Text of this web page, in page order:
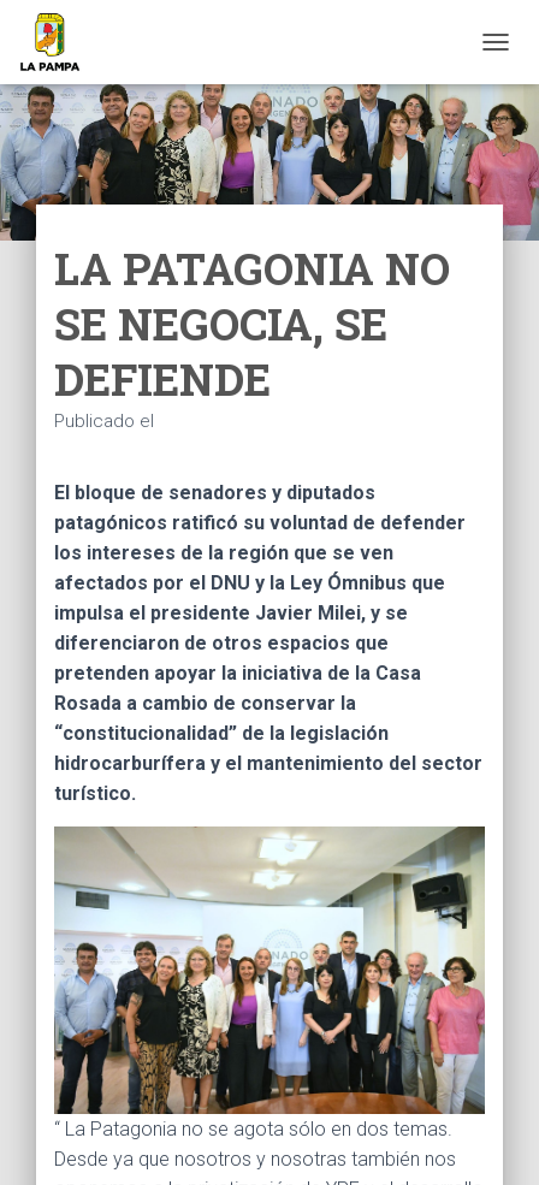
A
M
B
I
A
R
O
LA PATAGONIA NO
SE NEGOCIA, SE
DEFIENDE
Publicado el
El bloque de senadores y diputados
patagónicos ratificó su voluntad de defender
los intereses de la región que se ven
afectados por el DNU y la Ley Ómnibus que
impulsa el presidente Javier Milei, y se
diferenciaron de otros espacios que
pretenden apoyar la iniciativa de la Casa
Rosada a cambio de conservar la
“constitucionalidad” de la legislación
hidrocarburífera y el mantenimiento del sector
turístico.
“ La Patagonia no se agota sólo en dos temas.
Desde ya que nosotros y nosotras también nos